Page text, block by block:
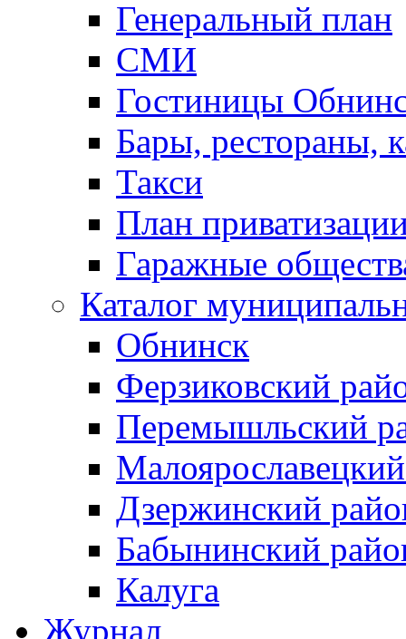
Генеральный план
СМИ
Гостиницы
Бары, рестораны,
Такси
План
Гаражные
Каталог
Обнинск
Ферзиковский
Перемышльский
Дзержинский
Бабынинский
Калуга
Журнал